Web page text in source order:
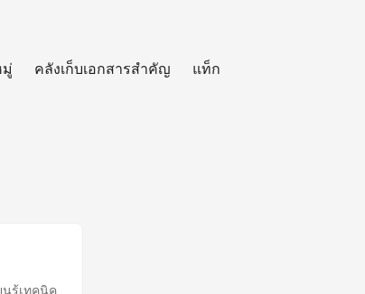
คลังเก็บเอกสารสำคัญ แท็ก
นรู้เทคนิค